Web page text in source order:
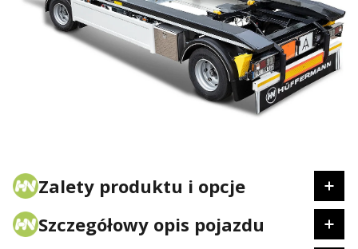
Zalety produktu i opcje
Szczegółowy opis pojazdu